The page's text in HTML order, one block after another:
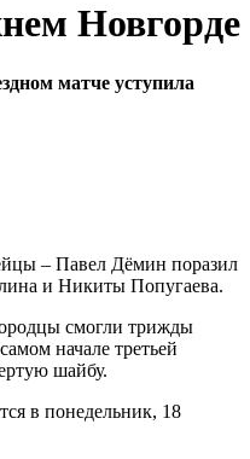
Новгорде
матче уступила
– Павел Дёмин поразил
и Никиты Попугаева.
смогли трижды
начале третьей
шайбу.
в понедельник, 18